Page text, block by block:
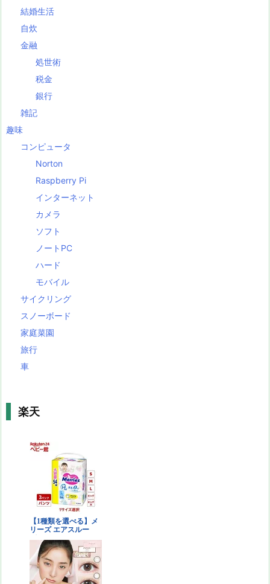
結婚生活
自炊
金融
処世術
税金
銀行
雑記
趣味
コンピュータ
Norton
Raspberry Pi
インターネット
カメラ
ソフト
ノートPC
ハード
モバイル
サイクリング
スノーボード
家庭菜園
旅行
車
楽天